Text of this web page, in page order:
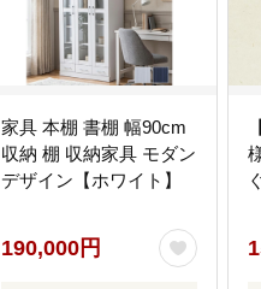
家具 本棚 書棚 幅90cm
収納 棚 収納家具 モダン
デザイン【ホワイト】
190,000円